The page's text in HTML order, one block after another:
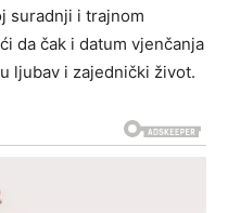
suradnji i trajnom
da čak i datum vjenčanja
ljubav i zajednički život.